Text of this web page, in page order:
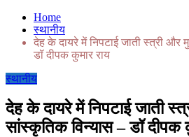
Home
स्थानीय
देह के दायरे में निपटाई जाती स्त्री और
डॉ दीपक कुमार राय
स्थानीय
देह के दायरे में निपटाई जाती
सांस्कृतिक विन्यास – डॉ दीपक